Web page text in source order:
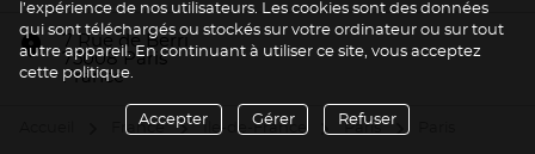
marker
7 Rue de Berri
75008 Paris
France
France arrow Île-de-France arrow Paris
l’expérience de nos utilisateurs. Les cookies sont des données
qui sont téléchargés ou stockés sur votre ordinateur ou sur tout
autre appareil. En continuant à utiliser ce site, vous acceptez
cette politique.
Accepter Gérer Refuser